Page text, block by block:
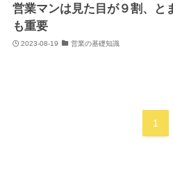
営業マンは見た目が９割、と
も重要
2023-08-19 営業の基礎知識
1